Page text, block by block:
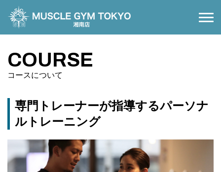
COURSE
PRICE 料金案内
FLOOR MAP 施設案内
ACCESS アクセス
COURSE
コースについて
専門トレーナーが指導するパーソナ
ルトレーニング